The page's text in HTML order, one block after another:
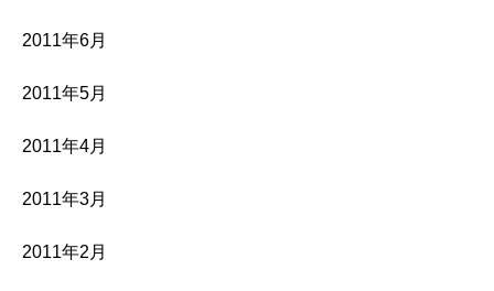
2011年6月
2011年5月
2011年4月
2011年3月
2011年2月